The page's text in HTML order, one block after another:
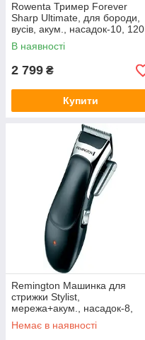
Rowenta Тример Forever
Sharp Ultimate, для бороди,
вусів, акум., насадок-10, 120
хв. використання, дисплей,
сталь, синій
В наявності
2 799 ₴
Купити
Remington Машинка для
стрижки Stylist,
мережа+акум., насадок-8,
кейс,ножиці, гребінець в
компл, керамич.напиленя,
Немає в наявності